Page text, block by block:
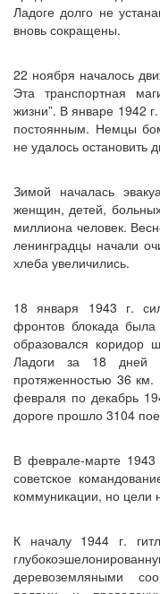
Ладоге долго не
вновь сокращены.
22 ноября началось
Эта транспортная
жизни”. В январе 1942
постоянным. Немцы
не удалось остановить
Зимой началась
женщин, детей,
миллиона человек.
ленинградцы начали
хлеба увеличились.
18 января 1943 г.
фронтов блокада
образовался
Ладоги за 18 дней
протяженностью 36
февраля по декабрь
дороге прошло 3104
В феврале-марте
советское
коммуникации, но цели
К началу 1944 г.
деревоземляными